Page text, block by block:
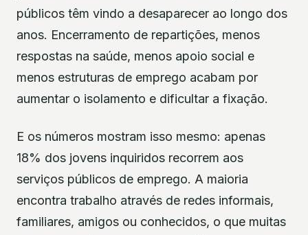
públicos têm vindo a desaparecer ao longo dos
anos. Encerramento de repartições, menos
respostas na saúde, menos apoio social e
menos estruturas de emprego acabam por
aumentar o isolamento e dificultar a fixação.
E os números mostram isso mesmo: apenas
18% dos jovens inquiridos recorrem aos
serviços públicos de emprego. A maioria
encontra trabalho através de redes informais,
familiares, amigos ou conhecidos, o que muitas